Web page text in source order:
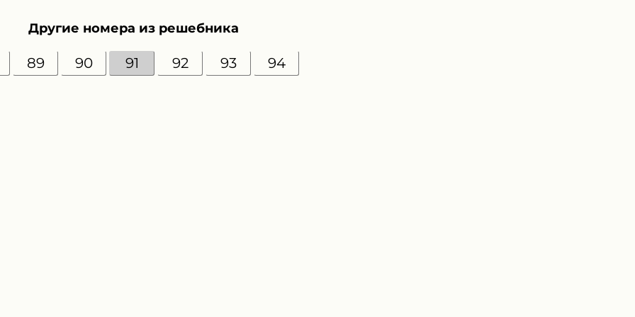
Другие номера из решебника
89 90 91 92 93 94